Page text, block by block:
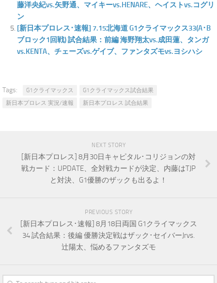
藤洋央紀vs.矢野通、マイキーvs.HENARE、ヘイストvs.コグリ
ン
[新日本プロレス･速報] 7.15北海道 G1クライマックス33(A･B
ブロック1回戦) 試合結果：前編 海野翔太vs.成田蓮、タンガ
vs.KENTA、チェーズvs.ゲイブ、ファンタズモvs.ヨシハシ
Tags: G1クライマックス
G1クライマックス試合結果
新日本プロレス 実況/速報
新日本プロレス 試合結果
NEXT STORY
[新日本プロレス] 8月30日キャピタル･コリジョンの対
戦カード：UPDATE、全対戦カードが決定、内藤はTJP
と対決、G1優勝のザックも出るよ！
PREVIOUS STORY
[新日本プロレス･速報] 8月18日両国 G1クライマックス
34 試合結果：後編 優勝決定戦はザック･セイバーJrvs.
辻陽太、悩めるファンタズモ